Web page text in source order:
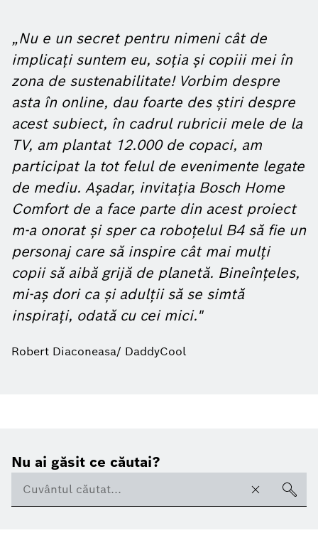
„Nu e un secret pentru nimeni cât de
implicați suntem eu, soția și copiii mei în
zona de sustenabilitate! Vorbim despre
asta în online, dau foarte des știri despre
acest subiect, în cadrul rubricii mele de la
TV, am plantat 12.000 de copaci, am
participat la tot felul de evenimente legate
de mediu. Așadar, invitația Bosch Home
Comfort de a face parte din acest proiect
m-a onorat și sper ca roboțelul B4 să fie un
personaj care să inspire cât mai mulți
copii să aibă grijă de planetă. Bineînțeles,
mi-aș dori ca și adulții să se simtă
inspirați, odată cu cei mici."
Robert Diaconeasa/ DaddyCool
Nu ai găsit ce căutai?